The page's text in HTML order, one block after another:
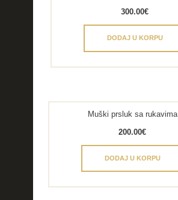
300.00€
DODAJ U KORPU
Muški prsluk sa rukavima
200.00€
DODAJ U KORPU